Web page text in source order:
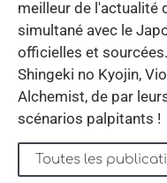
meilleur de l'actualité
simultané avec le
officielles et
Shingeki no Kyojin,
Alchemist, de par
scénarios palpitants !
Toutes les